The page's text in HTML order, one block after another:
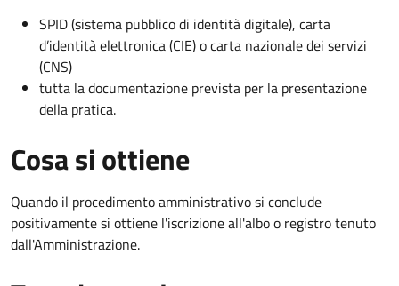
SPID (sistema pubblico di identità digitale), carta
d’identità elettronica (CIE) o carta nazionale dei servizi
(CNS)
tutta la documentazione prevista per la presentazione
della pratica.
Cosa si ottiene
Quando il procedimento amministrativo si conclude
positivamente si ottiene l'iscrizione all'albo o registro tenuto
dall'Amministrazione.